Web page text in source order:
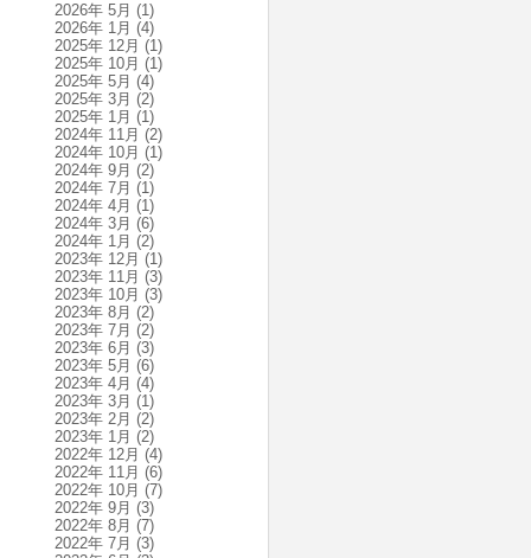
2026年 5月 (1)
2026年 1月 (4)
2025年 12月 (1)
2025年 10月 (1)
2025年 5月 (4)
2025年 3月 (2)
2025年 1月 (1)
2024年 11月 (2)
2024年 10月 (1)
2024年 9月 (2)
2024年 7月 (1)
2024年 4月 (1)
2024年 3月 (6)
2024年 1月 (2)
2023年 12月 (1)
2023年 11月 (3)
2023年 10月 (3)
2023年 8月 (2)
2023年 7月 (2)
2023年 6月 (3)
2023年 5月 (6)
2023年 4月 (4)
2023年 3月 (1)
2023年 2月 (2)
2023年 1月 (2)
2022年 12月 (4)
2022年 11月 (6)
2022年 10月 (7)
2022年 9月 (3)
2022年 8月 (7)
2022年 7月 (3)